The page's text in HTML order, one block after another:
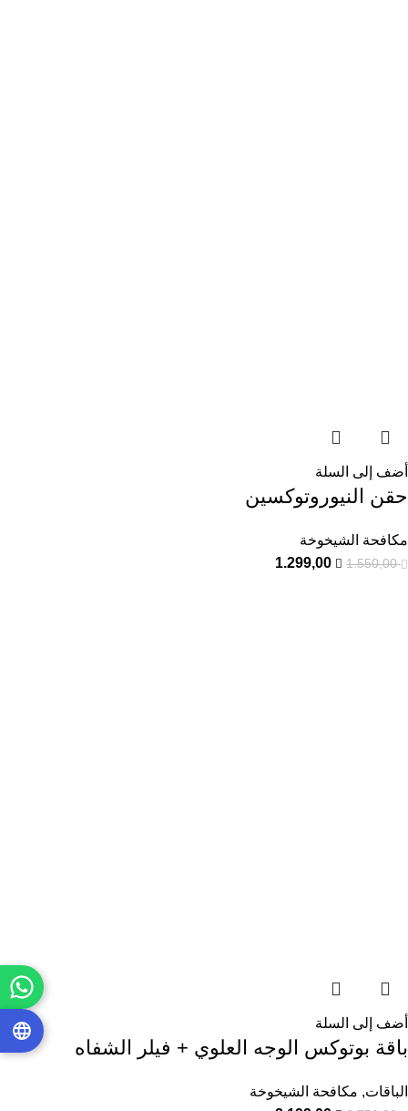
أضف إلى السلة
حقن النيوروتوكسين
مكافحة الشيخوخة
1.550,00
1.299,00
أضف إلى السلة
باقة بوتوكس الوجه العلوي + فيلر الشفاه
الباقات, مكافحة الشيخوخة